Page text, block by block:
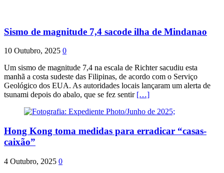
Sismo de magnitude 7,4 sacode ilha de Mindanao
10 Outubro, 2025 0
Um sismo de magnitude 7,4 na escala de Richter sacudiu esta
manhã a costa sudeste das Filipinas, de acordo com o Serviço
Geológico dos EUA. As autoridades locais lançaram um alerta de
tsunami depois do abalo, que se fez sentir […]
Hong Kong toma medidas para erradicar “casas-
caixão”
4 Outubro, 2025 0